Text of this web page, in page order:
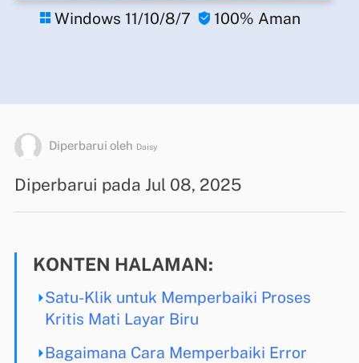
 Windows 11/10/8/7  100% Aman
Diperbarui oleh Daisy
Diperbarui pada Jul 08, 2025
KONTEN HALAMAN:
Satu-Klik untuk Memperbaiki Proses
Kritis Mati Layar Biru
Bagaimana Cara Memperbaiki Error